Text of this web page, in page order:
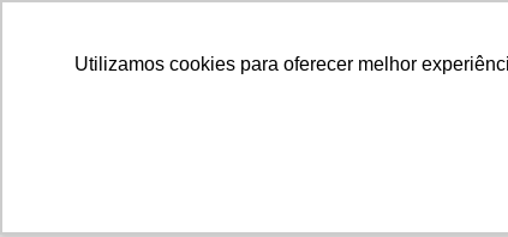
Utilizamos cookies para oferecer melhor